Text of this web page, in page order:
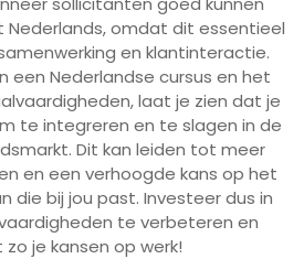
Nederlands, omdat dit essentieel
en klantinteractie.
een Nederlandse cursus en het
laat je zien dat je
te integreren en te slagen in de
Dit kan leiden tot meer
en een verhoogde kans op het
die bij jou past. Investeer dus in
te verbeteren en
je kansen op werk!